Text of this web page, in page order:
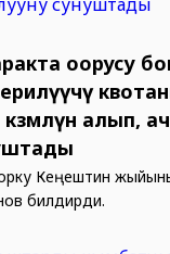
оорусу
алып,
Кеңештин
билдирди.